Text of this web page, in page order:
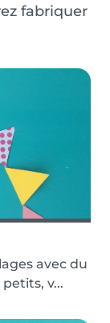
fabriquer
avec du
v...